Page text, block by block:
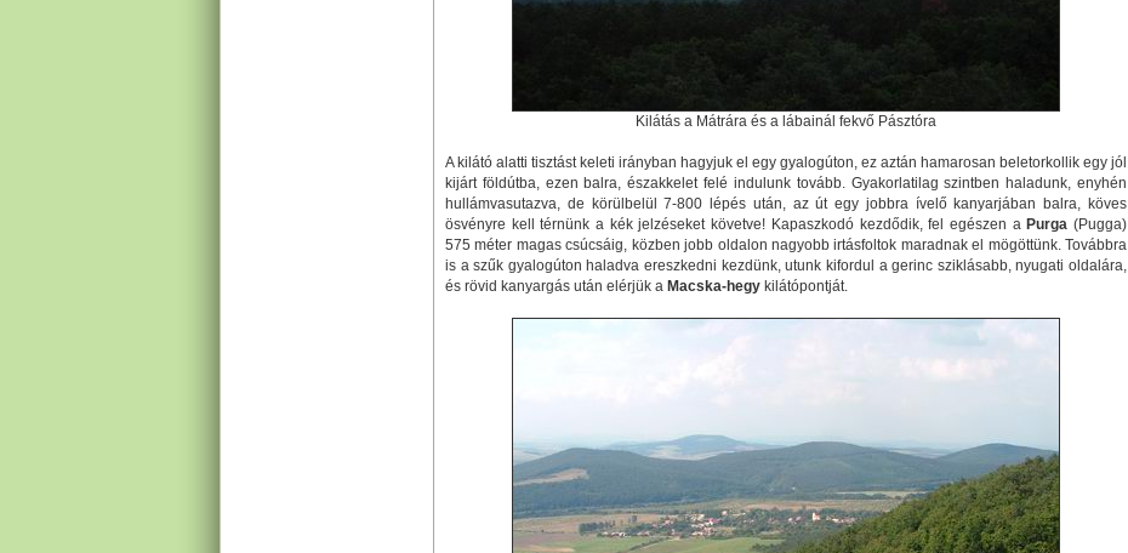
Kilátás a Mátrára és a lábainál fekvő Pásztóra
A kilátó alatti tisztást keleti irányban hagyjuk el egy gyalogúton, ez aztán hamarosan beletorkollik egy jól
kijárt földútba, ezen balra, északkelet felé indulunk tovább. Gyakorlatilag szintben haladunk, enyhén
hullámvasutazva, de körülbelül 7-800 lépés után, az út egy jobbra ívelő kanyarjában balra, köves
ösvényre kell térnünk a kék jelzéseket követve! Kapaszkodó kezdődik, fel egészen a Purga (Pugga)
575 méter magas csúcsáig, közben jobb oldalon nagyobb irtásfoltok maradnak el mögöttünk. Továbbra
is a szűk gyalogúton haladva ereszkedni kezdünk, utunk kifordul a gerinc sziklásabb, nyugati oldalára,
és rövid kanyargás után elérjük a Macska-hegy kilátópontját.